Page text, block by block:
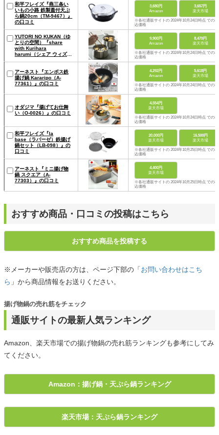
和平フレイズ『燕三条い
いもの小路 鉄製蓋付天ぷ
ら鍋20cm（TM-9467）』
の口コミ
3,680円
Amazon
3,657円
楽天市場
※各社通販サイトの 2024年10月24日時点 での税
込価格
YUTORI NO KUKAN（ゆ
とりの空間）『share
with Kurihara
harumi（シェア ウィズ
20cm』の口コミ
9,900円
Amazon
8,470円
楽天市場
※各社通販サイトの 2024年10月24日時点 での税
込価格
アーネスト『エンボス鉄
揚げ鍋 Kararipo（A-
77361）』の口コミ
4,292円
Amazon
5,618円
楽天市場
※各社通販サイトの 2024年10月24日時点 での税
込価格
オダジマ『揚げてお仕舞
い（O-0026）』の口コミ
4,554円
楽天市場
※各社通販サイトの 2024年10月24日時点 での税
込価格
和平フレイズ『la
base（ラバーゼ）鉄揚げ
鍋セット（LB-098）』の
口コミ
20,000円
楽天市場
16,500円
楽天市場
※各社通販サイトの 2024年10月25日時点 での税
込価格
アーネスト『ミニ揚げ物
鍋 スクエア（A-
77303）』の口コミ
4,400円
楽天市場
※各社通販サイトの 2024年10月25日時点 での税
込価格
おすすめ商品・口コミの投稿はこちら
おすすめ商品を投稿する
※メーカーや販売店の方は、ページ下部の「お問い合わせはこち
ら 」から商品情報をお送りください。
通販サイトの最新人気ランキング
揚げ物鍋の売れ筋をチェック
Amazon、楽天市場での揚げ物鍋の売れ筋ランキングも参考にしてみ
てください。
Amazon：揚げ鍋・天ぷら鍋ランキング
楽天市場：天ぷら鍋ランキング